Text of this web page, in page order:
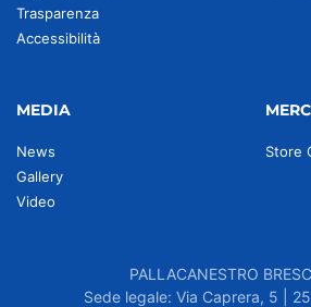
Trasparenza
Accessibilità
MEDIA
News
Gallery
Video
Store
PALLACANESTRO
Sede legale: Via Caprera, 5 |